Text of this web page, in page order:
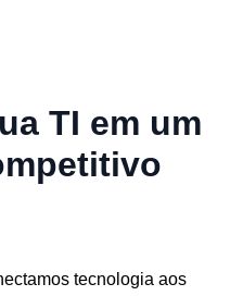
TI em um
tecnologia aos